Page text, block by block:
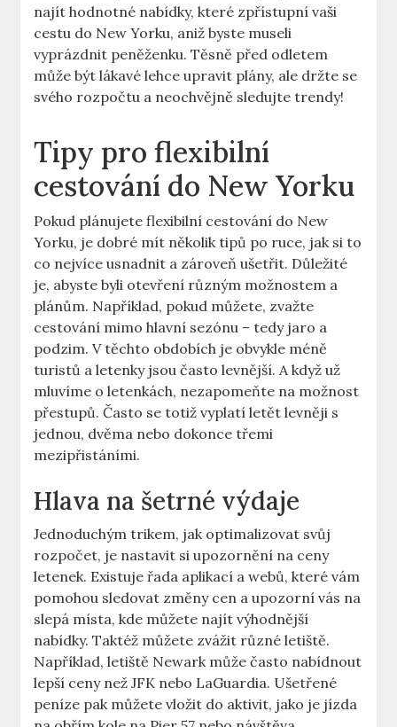
najít hodnotné nabídky, které zpřístupní vaši
cestu do New Yorku, aniž byste museli
vyprázdnit peněženku. Těsně před odletem
může být lákavé lehce upravit plány, ale držte se
svého rozpočtu a neochvějně sledujte trendy!
Tipy pro flexibilní
cestování do New Yorku
Pokud plánujete flexibilní cestování do New
Yorku, je dobré mít několik tipů po ruce, jak si to
co nejvíce usnadnit a zároveň ušetřit. Důležité
je, abyste byli otevření různým možnostem a
plánům. Například, pokud můžete, zvažte
cestování mimo hlavní sezónu – tedy jaro a
podzim. V těchto obdobích je obvykle méně
turistů a letenky jsou často levnější. A když už
mluvíme o letenkách, nezapomeňte na možnost
přestupů. Často se totiž vyplatí letět levněji s
jednou, dvěma nebo dokonce třemi
mezipřistáními.
Hlava na šetrné výdaje
Jednoduchým trikem, jak optimalizovat svůj
rozpočet, je nastavit si upozornění na ceny
letenek. Existuje řada aplikací a webů, které vám
pomohou sledovat změny cen a upozorní vás na
slepá místa, kde můžete najít výhodnější
nabídky. Taktéž můžete zvážit různé letiště.
Například, letiště Newark může často nabídnout
lepší ceny než JFK nebo LaGuardia. Ušetřené
peníze pak můžete vložit do aktivit, jako je jízda